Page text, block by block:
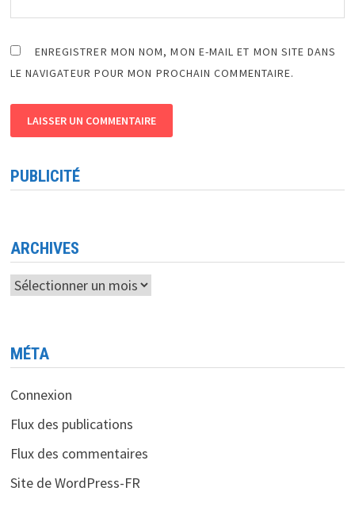
ENREGISTRER MON NOM, MON E-MAIL ET MON SITE DANS
LE NAVIGATEUR POUR MON PROCHAIN COMMENTAIRE.
PUBLICITÉ
ARCHIVES
Archives
MÉTA
Connexion
Flux des publications
Flux des commentaires
Site de WordPress-FR